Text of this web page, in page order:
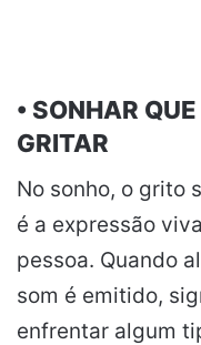
• SONHAR
GRITAR
No sonho, o grito
é a expressão
pessoa. Quando
som é emitido,
enfrentar algum